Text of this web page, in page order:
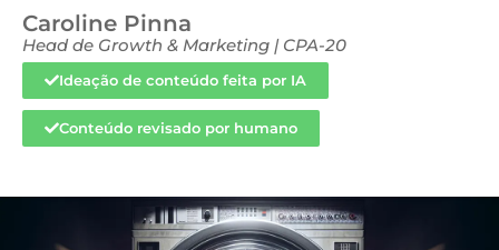
Caroline Pinna
Head de Growth & Marketing | CPA-20
Ideação de conteúdo feita por IA
Conteúdo revisado por humano